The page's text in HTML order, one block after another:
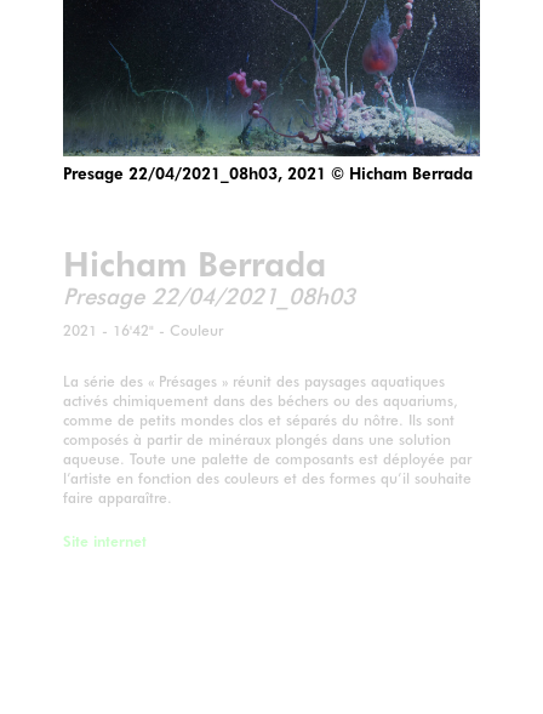
Presage 22/04/2021_08h03, 2021 © Hicham Berrada
Hicham Berrada
Presage 22/04/2021_08h03
2021 - 16'42" - Couleur
La série des « Présages » réunit des paysages aquatiques
activés chimiquement dans des béchers ou des aquariums,
comme de petits mondes clos et séparés du nôtre. Ils sont
composés à partir de minéraux plongés dans une solution
aqueuse. Toute une palette de composants est déployée par
l’artiste en fonction des couleurs et des formes qu’il souhaite
faire apparaître.
Site internet